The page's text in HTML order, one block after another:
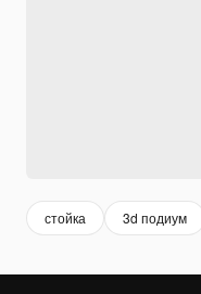
стойка 3d подиум